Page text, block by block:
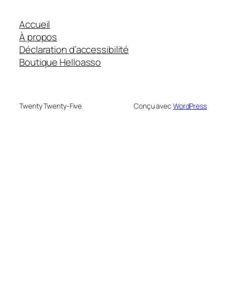
Accueil
À propos
Déclaration d’accessibilité
Boutique Helloasso
Twenty Twenty-Five Conçu avec WordPress